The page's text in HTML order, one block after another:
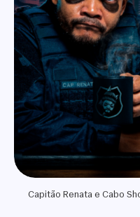
Capitão Renata e Cabo